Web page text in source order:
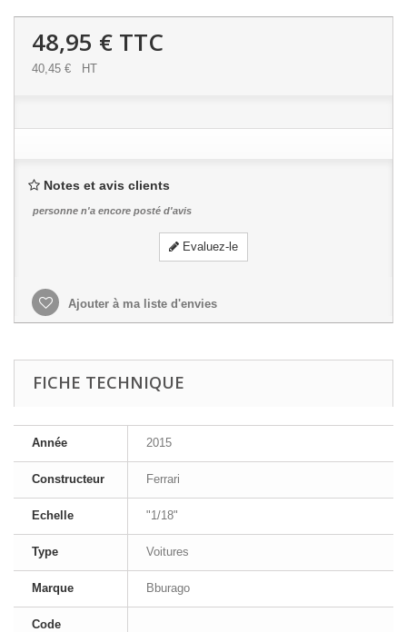
48,95 € TTC
40,45 € HT
Notes et avis clients
personne n'a encore posté d'avis
Evaluez-le
Ajouter à ma liste d'envies
FICHE TECHNIQUE
Année 2015
Constructeur Ferrari
Echelle "1/18"
Type Voitures
Marque Bburago
Code